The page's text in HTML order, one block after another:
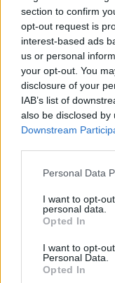
section to confirm
opt-out request is
interest-based ads
us or personal
your opt-out. You
disclosure of your
IAB’s list of
also be disclosed
Downstream
Personal Data
I want to opt-
personal data.
Opted In
I want to opt-
Personal Data.
Opted In
kilómetros
Barcelonaa
kilómetros
Tarragonaa
kilómetros
Girona
a 92,33
Lleidaa 106,46
Huescaa
kilómetros
Palma de
225,90 kilómetros
kilómetros
Castellóna